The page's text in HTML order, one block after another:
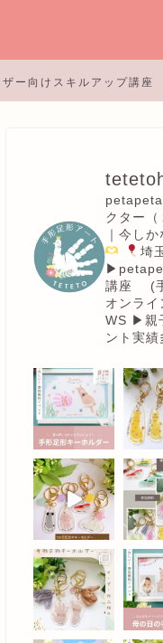
ー向けスキルアップ講座
クター（
｜今し
埼
講座
(手
オンライ
WS ▶︎親
ント実績